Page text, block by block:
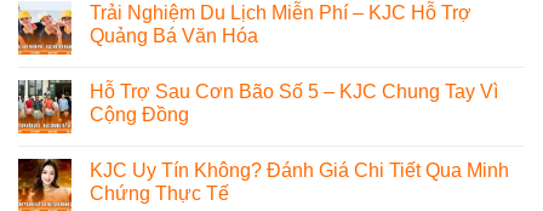
Trải Nghiệm Du Lịch Miễn Phí – KJC Hỗ Trợ
Quảng Bá Văn Hóa
Hỗ Trợ Sau Cơn Bão Số 5 – KJC Chung Tay Vì
Cộng Đồng
KJC Uy Tín Không? Đánh Giá Chi Tiết Qua Minh
Chứng Thực Tế